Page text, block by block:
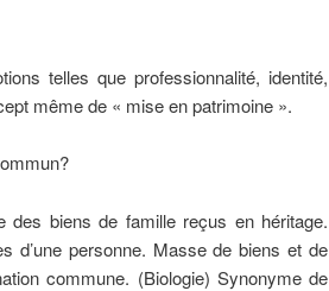
telles que professionnalité, identité,
même de « mise en patrimoine ».
des biens de famille reçus en héritage.
d’une personne. Masse de biens et de
commune. (Biologie) Synonyme de